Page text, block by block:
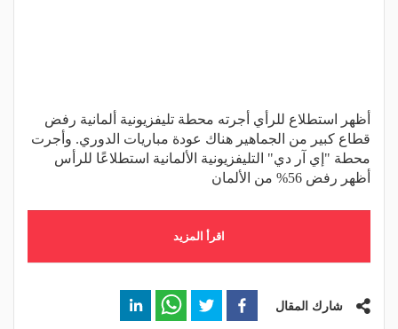
أظهر استطلاع للرأي أجرته محطة تليفزيونية ألمانية رفض
قطاع كبير من الجماهير هناك عودة مباريات الدوري. وأجرت
محطة "إي آر دي" التليفزيونية الألمانية استطلاعًا للرأس
أظهر رفض 56% من الألمان
اقرأ المزيد
شارك المقال